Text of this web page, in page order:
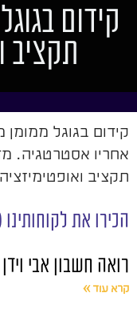
קידום
תקציב
קידום בגוגל
אחריו אסטרטגיה.
תקציב
הכירו את
רואה חשבון אבי וידן
קרא עוד »